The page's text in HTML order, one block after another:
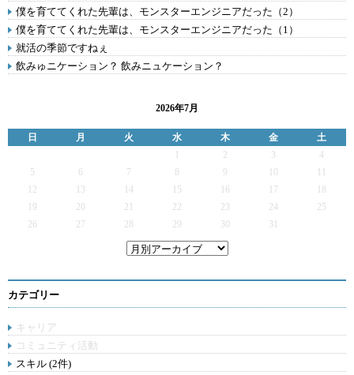
僕を育ててくれた先輩は、モンスターエンジニアだった（2）
僕を育ててくれた先輩は、モンスターエンジニアだった（1）
就活の季節ですねぇ
飲みゅニケーション？ 飲みニュケーション？
2026年7月
日 月 火 水 木 金
土
2 3
4
5
6 7 9
12
13 14 15 16 17
19
20 21 22 23 24
25
26
27 28 29 30 31
カテゴリー
キャリア
コミュニティ活動
スキル (2件)